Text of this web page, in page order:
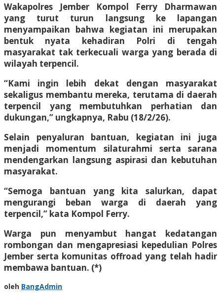
Wakapolres Jember Kompol Ferry Dharmawan
yang turut turun langsung ke lapangan
menyampaikan bahwa kegiatan ini merupakan
bentuk nyata kehadiran Polri di tengah
masyarakat tak terkecuali warga yang berada di
wilayah terpencil.
“Kami ingin lebih dekat dengan masyarakat
sekaligus membantu mereka, terutama di daerah
terpencil yang membutuhkan perhatian dan
dukungan,” ungkapnya, Rabu (18/2/26).
Selain penyaluran bantuan, kegiatan ini juga
menjadi momentum silaturahmi serta sarana
mendengarkan langsung aspirasi dan kebutuhan
masyarakat.
“Semoga bantuan yang kita salurkan, dapat
mengurangi beban warga di daerah yang
terpencil,” kata Kompol Ferry.
Warga pun menyambut hangat kedatangan
rombongan dan mengapresiasi kepedulian Polres
Jember serta komunitas offroad yang telah hadir
membawa bantuan. (*)
oleh BangAdmin